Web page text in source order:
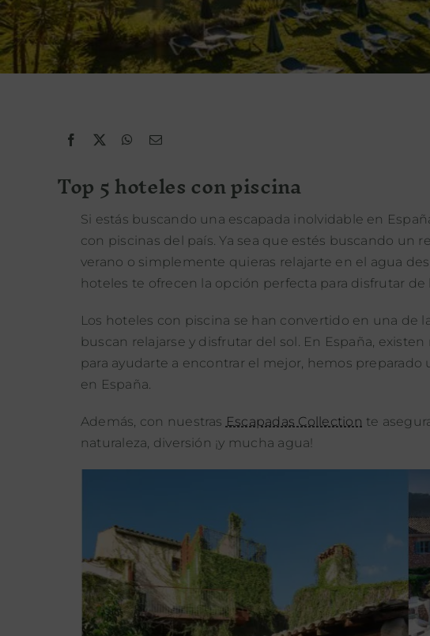
Top 5 hoteles con piscina
Si estás buscando una escapada inolvidable en
con piscinas del país. Ya sea que estés buscando un
verano o simplemente quieras relajarte en el agua
hoteles te ofrecen la opción perfecta para disfrutar
Los hoteles con piscina se han convertido en una de
buscan relajarse y disfrutar del sol. En España,
para ayudarte a encontrar el mejor, hemos
en España.
Además, con nuestras Escapadas Collection te
naturaleza, diversión ¡y mucha agua!